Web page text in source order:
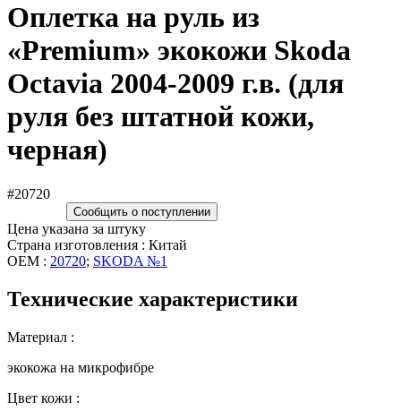
Оплетка на руль из
«Premium» экокожи Skoda
Octavia 2004-2009 г.в. (для
руля без штатной кожи,
черная)
#20720
Сообщить о поступлении
Цена указана за штуку
Страна изготовления : Китай
OEM : 20720; SKODA №1
Технические характеристики
Материал :
экокожа на микрофибре
Цвет кожи :